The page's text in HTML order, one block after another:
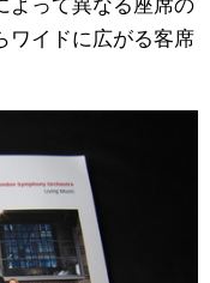
よって異なる座席の
ワイドに広がる客席